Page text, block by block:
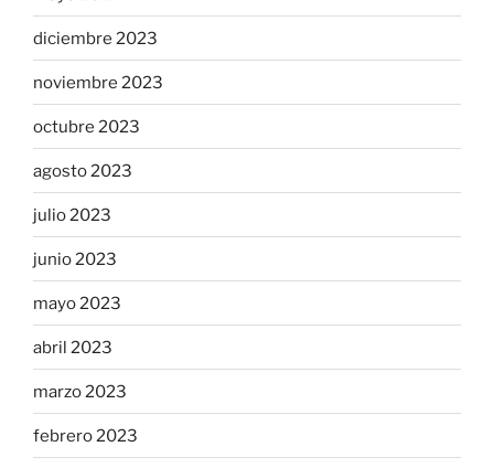
diciembre 2023
noviembre 2023
octubre 2023
agosto 2023
julio 2023
junio 2023
mayo 2023
abril 2023
marzo 2023
febrero 2023